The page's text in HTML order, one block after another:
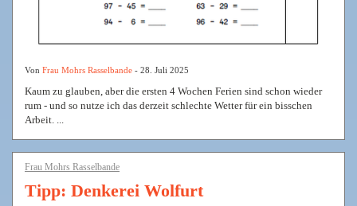
Von Frau Mohrs Rasselbande - 28. Juli 2025
Kaum zu glauben, aber die ersten 4 Wochen Ferien sind schon wieder
rum - und so nutze ich das derzeit schlechte Wetter für ein bisschen
Arbeit. ...
Frau Mohrs Rasselbande
Tipp: Denkerei Wolfurt